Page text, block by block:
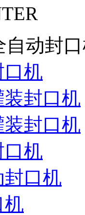
自动封
口机
封口机
封口机
口机
口机
机